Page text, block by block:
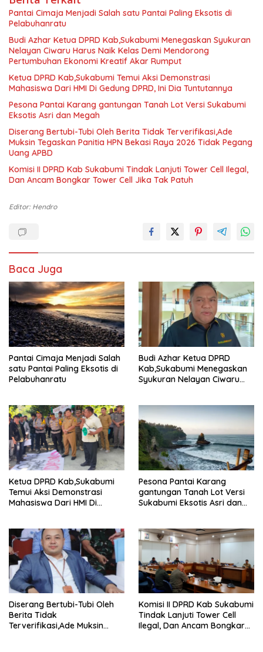
Pantai Cimaja Menjadi Salah satu Pantai Paling Eksotis di
Pelabuhanratu
Budi Azhar Ketua DPRD Kab,Sukabumi Menegaskan Syukuran
Nelayan Ciwaru Harus Naik Kelas Demi Mendorong
Pertumbuhan Ekonomi Kreatif Akar Rumput
Ketua DPRD Kab,Sukabumi Temui Aksi Demonstrasi
Mahasiswa Dari HMI Di Gedung DPRD, Ini Dia Tuntutannya
Pesona Pantai Karang gantungan Tanah Lot Versi Sukabumi
Eksotis Asri dan Megah
Diserang Bertubi-Tubi Oleh Berita Tidak Terverifikasi,Ade
Muksin Tegaskan Panitia HPN Bekasi Raya 2026 Tidak Pegang
Uang APBD
Komisi II DPRD Kab Sukabumi Tindak Lanjuti Tower Cell Ilegal,
Dan Ancam Bongkar Tower Cell Jika Tak Patuh
Editor: Hendro
Baca Juga
Pantai Cimaja Menjadi Salah
satu Pantai Paling Eksotis di
Pelabuhanratu
Budi Azhar Ketua DPRD
Kab,Sukabumi Menegaskan
Syukuran Nelayan Ciwaru
Ekonomi Kreatif Akar
Rumput
Ketua DPRD Kab,Sukabumi
Temui Aksi Demonstrasi
Mahasiswa Dari HMI Di
Pesona Pantai Karang
gantungan Tanah Lot Versi
Sukabumi Eksotis Asri dan
Diserang Bertubi-Tubi Oleh
Berita Tidak
Terverifikasi,Ade Muksin
Komisi II DPRD Kab Sukabumi
Tindak Lanjuti Tower Cell
Ilegal, Dan Ancam Bongkar